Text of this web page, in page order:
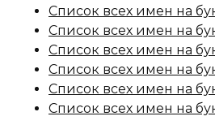
Список всех имен на
Список всех имен на
Список всех имен на
Список всех имен на
Список всех имен на
Список всех имен на